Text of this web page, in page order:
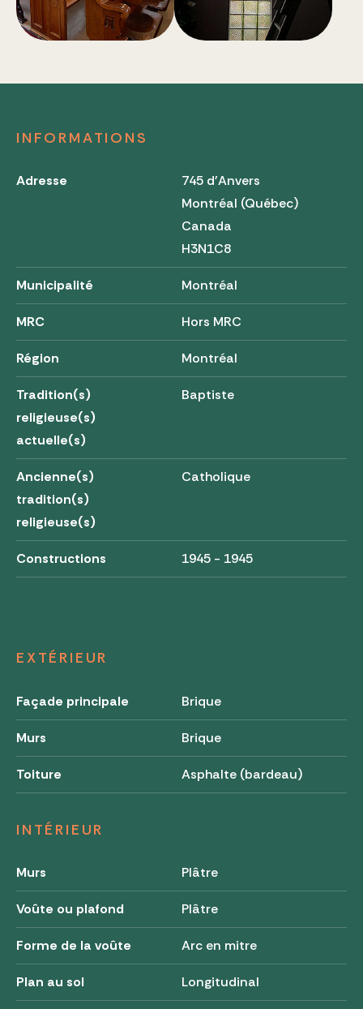
INFORMATIONS
Adresse
745 d'Anvers
Montréal (Québec)
Canada
H3N1C8
Municipalité Montréal
MRC Hors MRC
Région Montréal
Tradition(s)
religieuse(s)
actuelle(s)
Baptiste
Ancienne(s)
tradition(s)
religieuse(s)
Catholique
Constructions 1945 - 1945
EXTÉRIEUR
Façade principale Brique
Murs Brique
Toiture Asphalte (bardeau)
INTÉRIEUR
Murs Plâtre
Voûte ou plafond Plâtre
Forme de la voûte Arc en mitre
Plan au sol Longitudinal